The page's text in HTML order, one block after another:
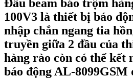
Đầu beam báo trộm
100V3 là thiết bị báo
nhập chắn ngang tia
truyền giữa 2 đầu của
hàng rào còn có thể
báo động AL-8099GSM